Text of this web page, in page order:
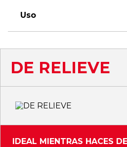
Uso
DE RELIEVE
IDEAL MIENTRAS HACES